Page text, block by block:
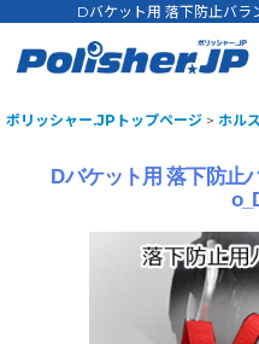
Dバケット用 落下防止バラ
ポリッシャー.JPトップページ > ホル
Dバケット用 落下防止